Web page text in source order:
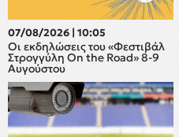
07/08/2026 | 10:05
Οι εκδηλώσεις του «Φεστιβάλ
Στρογγύλη On the Road» 8-9
Αυγούστου